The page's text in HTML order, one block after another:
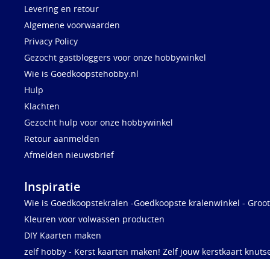
Levering en retour
Algemene voorwaarden
Privacy Policy
Gezocht gastbloggers voor onze hobbywinkel
Wie is Goedkoopstehobby.nl
Hulp
Klachten
Gezocht hulp voor onze hobbywinkel
Retour aanmelden
Afmelden nieuwsbrief
Inspiratie
Wie is Goedkoopstekralen -Goedkoopste kralenwinkel -
Kleuren voor volwassen producten
DIY Kaarten maken
zelf hobby - Kerst kaarten maken! Zelf jouw kerstkaart